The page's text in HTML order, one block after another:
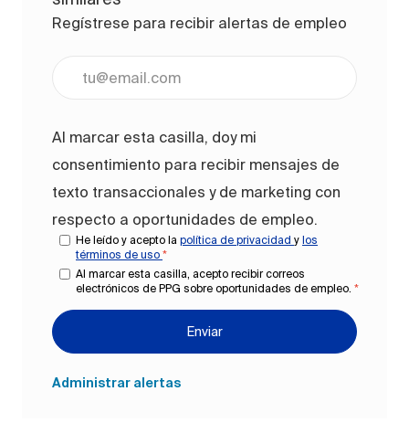
Regístrese para recibir alertas de empleo
Ingrese la dirección de correo electrónico
Al marcar esta casilla, doy mi
consentimiento para recibir mensajes de
texto transaccionales y de marketing con
respecto a oportunidades de empleo.
He leído y acepto la política de privacidad y los
términos de uso *
Al marcar esta casilla, acepto recibir correos
electrónicos de PPG sobre oportunidades de empleo. *
Enviar
Administrar alertas